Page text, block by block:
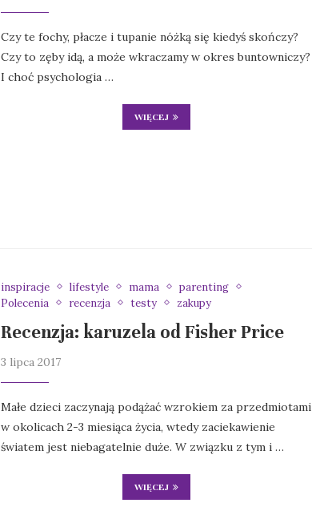
Czy te fochy, płacze i tupanie nóżką się kiedyś skończy?
Czy to zęby idą, a może wkraczamy w okres buntowniczy?
I choć psychologia …
WIĘCEJ
inspiracje lifestyle mama
parenting
Polecenia
recenzja testy zakupy
Recenzja: karuzela od Fisher Price
3 lipca 2017
Małe dzieci zaczynają podążać wzrokiem za przedmiotami
w okolicach 2-3 miesiąca życia, wtedy zaciekawienie
światem jest niebagatelnie duże. W związku z tym i …
WIĘCEJ